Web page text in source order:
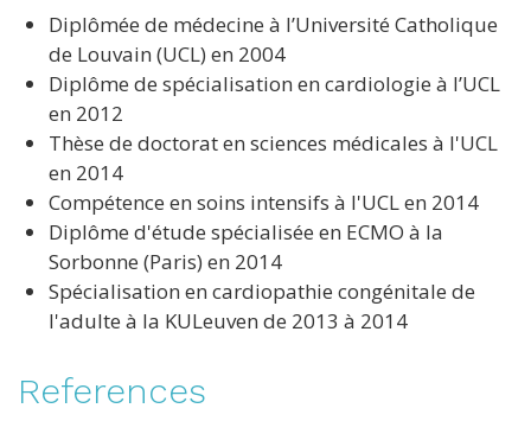
Diplômée de médecine à l’Université Catholique
de Louvain (UCL) en 2004
Diplôme de spécialisation en cardiologie à l’UCL
en 2012
Thèse de doctorat en sciences médicales à l'UCL
en 2014
Compétence en soins intensifs à l'UCL en 2014
Diplôme d'étude spécialisée en ECMO à la
Sorbonne (Paris) en 2014
Spécialisation en cardiopathie congénitale de
l'adulte à la KULeuven de 2013 à 2014
References